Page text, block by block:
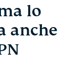
lo
anche